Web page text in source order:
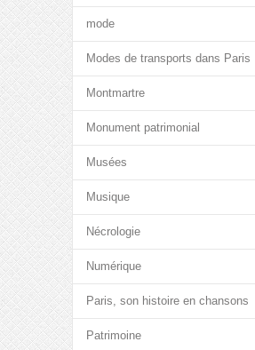
mode
Modes de transports dans Paris
Montmartre
Monument patrimonial
Musées
Musique
Nécrologie
Numérique
Paris, son histoire en chansons
Patrimoine